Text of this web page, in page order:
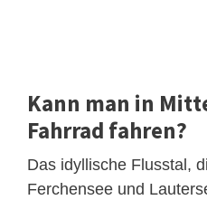
Kann man in
Fahrrad fahren?
Das idyllische Flusstal,
Ferchensee und